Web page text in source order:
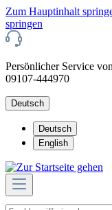
Zum Hauptinhalt
springen
Persönlicher Service
09107-444970
Deutsch
Deutsch
English